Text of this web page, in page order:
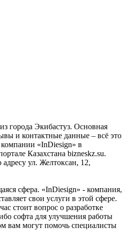
города Экибастуз. Основная
и контактные данные – всё это
«InDiesign» в
Казахстана bizneskz.su.
ул. Желтоксан, 12,
сфера. «InDiesign» - компания,
свои услуги в этой сфере.
стоит вопрос о разработке
софта для улучшения работы
вам могут помочь специалисты